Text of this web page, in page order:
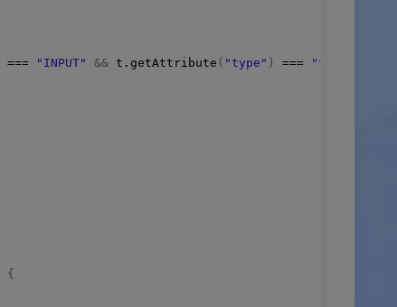
=== "INPUT" && t. getAttribute ( "type" ) === "text"
{